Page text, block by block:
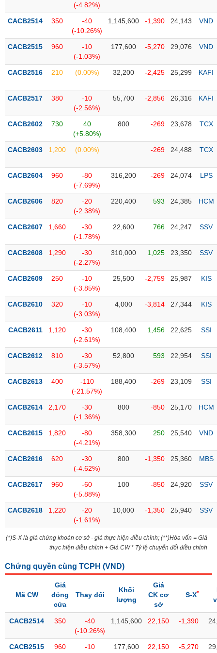
cổ
phiếu
Quy
mô
trường
yết
yết
Niêm
bổ
sung
Hủy
niêm
Theo
đặc
Không
ký
quỹ
Danh
mục
chi
Tổng
Giao
Tài
Phân
sơ
tức
sự
(-4.82%)
CACB2514 350
-40
(-10.26%)
1,145,600 -1,390 24,143 VND
CACB2515 960
-10
(-1.03%)
177,600 -5,270 29,076 VND
CACB2516 210 (0.00%) 32,200 -2,425 25,299 KAFI
CACB2517 380
-10
(-2.56%)
55,700 -2,856 26,316 KAFI
CACB2602 730
40
(+5.80%)
800 -269 23,678 TCX
CACB2603 1,200 (0.00%) -269 24,488 TCX
CACB2604 960
-80
(-7.69%)
316,200 -269 24,074 LPS
CACB2606 820
-20
(-2.38%)
220,400 593 24,385 HCM
CACB2607 1,660
-30
(-1.78%)
22,600 766 24,247 SSV
CACB2608 1,290
-30
(-2.27%)
310,000 1,025 23,350 SSV
CACB2609 250
-10
(-3.85%)
25,500 -2,759 25,987 KIS
CACB2610 320
-10
(-3.03%)
4,000 -3,814 27,344 KIS
CACB2611 1,120
-30
(-2.61%)
108,400 1,456 22,625 SSI
CACB2612 810
-30
(-3.57%)
52,800 593 22,954 SSI
CACB2613 400
-110
(-21.57%)
188,400 -269 23,109 SSI
CACB2614 2,170
-30
(-1.36%)
800 -850 25,170 HCM
CACB2615 1,820
-80
(-4.21%)
358,300 250 25,540 VND
CACB2616 620
-30
(-4.62%)
800 -1,350 25,360 MBS
CACB2617 960
-60
(-5.88%)
100 -850 24,920 SSV
CACB2618 1,220
-20
(-1.61%)
10,000 -1,350 25,940 SSV
(*)S-X là giá chứng khoán cơ sở - giá thực hiện điều chỉnh; (**)Hòa vốn = Giá
thực hiện điều chỉnh + Giá CW * Tỷ lệ chuyển đổi điều chỉnh
Chứng quyền cùng TCPH (VND)
Mã CW
Giá
đóng
cửa
Thay đổi
Khối
lượng
Giá
CK cơ
sở
S-X*
CACB2514 350
-40
(-10.26%)
1,145,600 22,150 -1,390
CACB2515 960
-10
177,600 22,150 -5,270
DOANH
CỔ
SINH
PHIẾU
CỤ
ĐẦU
XUẤT
TIN
SECTOR
NGUYÊN
VẬT
NGHIỆP